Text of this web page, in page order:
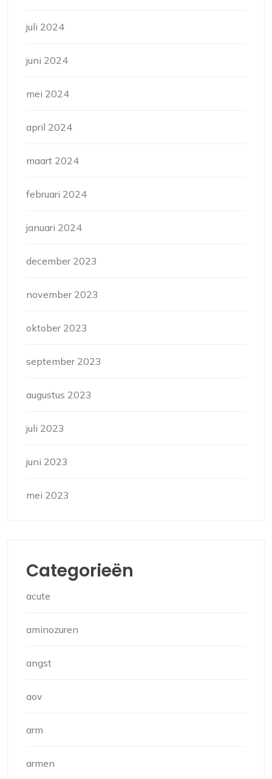
juli 2024
juni 2024
mei 2024
april 2024
maart 2024
februari 2024
januari 2024
december 2023
november 2023
oktober 2023
september 2023
augustus 2023
juli 2023
juni 2023
mei 2023
Categorieën
acute
aminozuren
angst
aov
arm
armen